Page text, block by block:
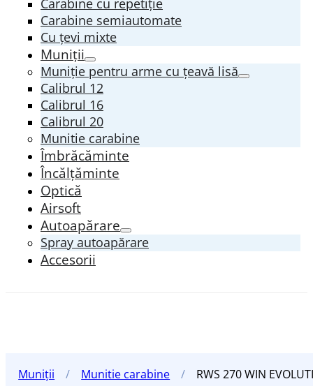
Carabine semiautomate
Cu țevi mixte
Muniții
Muniție pentru arme cu țeavă lisă
Calibrul 12
Calibrul 16
Calibrul 20
Munitie carabine
Îmbrăcăminte
Încălțăminte
Optică
Airsoft
Autoapărare
Spray autoapărare
Accesorii
Muniții / Munitie carabine / RWS 270 WIN